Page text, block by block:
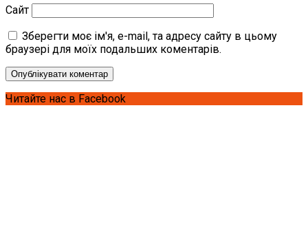
Сайт
Зберегти моє ім'я, e-mail, та адресу сайту в цьому
браузері для моїх подальших коментарів.
Читайте нас в Facebook